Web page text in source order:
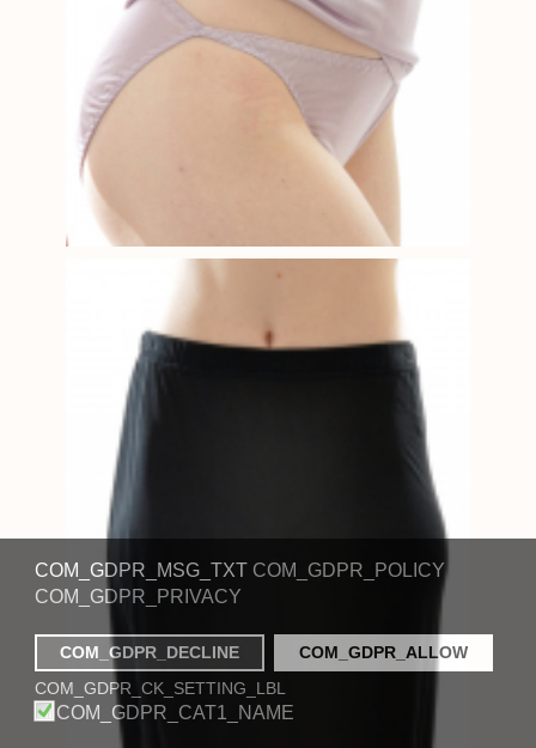
COM_GDPR_MSG_TXT COM_GDPR_POLICY
COM_GDPR_PRIVACY
COM_GDPR_DECLINE
COM_GDPR_ALLOW
COM_GDPR_CK_SETTING_LBL
COM_GDPR_CAT1_NAME